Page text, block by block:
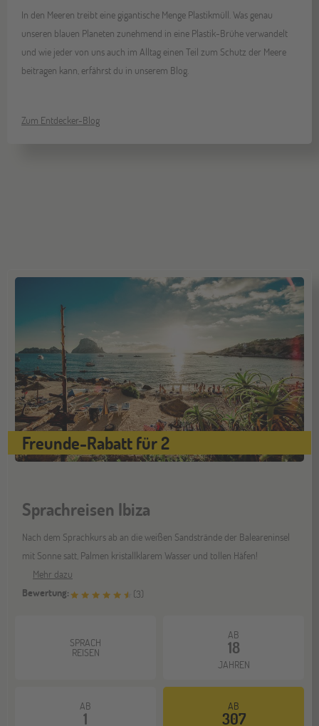
10
OKT
Gräfelfing
Jugendbildungsmesse JuBi
17 Stuttgart
07 Berlin
Jugendbildungsmesse JuBi
14
NOV
Hannover
Jugendbildungsmesse JuBi
14
NOV
Hamburg
Jugendbildungsmesse JuBi
21 Münster
In den Meeren treibt eine gigantische Menge Plastikmüll. Was genau
unseren blauen Planeten zunehmend in eine Plastik-Brühe verwandelt
und wie jeder von uns auch im Alltag einen Teil zum Schutz der Meere
beitragen kann, erfährst du in unserem Blog.
Zum Entdecker-Blog
Freunde-Rabatt für 2
Sprachreisen Ibiza
Nach dem Sprachkurs ab an die weißen Sandstrände der Baleareninsel
mit Sonne satt, Palmen kristallklarem Wasser und tollen Häfen!
Mehr dazu
Bewertung:
(3)
SPRACH
REISEN
AB
18
JAHREN
AB
1
AB
307